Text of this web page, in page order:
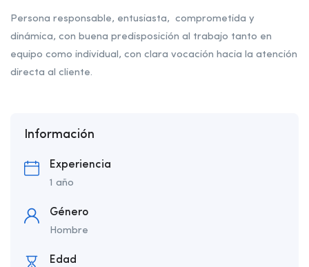
Persona responsable, entusiasta, comprometida y
dinámica, con buena predisposición al trabajo tanto en
equipo como individual, con clara vocación hacia la atención
directa al cliente.
Información
Experiencia
1 año
Género
Hombre
Edad